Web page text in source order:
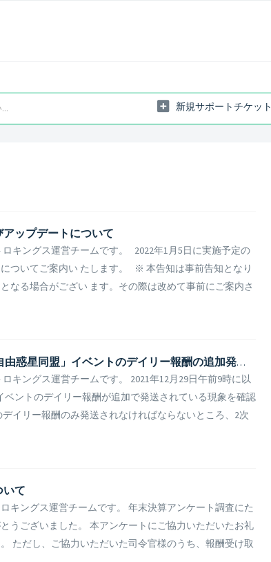
新規サポートチケット
ップデートについて
キングス運営チームです。 2022年1月5日に実施予定の
ついてご案内い たします。 ※ 本告知は事前告知となり
なる場合がござい ます。その際は改めて事前にご案内さ
[告知事項] 12月29日「銀河帝国 vs 自由惑星同盟」イベントのデイリー報酬の追加発送について
キングス運営チームです。 2021年12月29日午前9時に以
ントのデイリー報酬が追加で発送されている現象を確認
イリー報酬のみ発送されなければならないところ、2次
いて
キングス運営チームです。 年末決算アンケート調査にた
うございました。 本アンケートにご協力いただいたお礼
ただし、ご協力いただいた司令官様のうち、報酬受け取